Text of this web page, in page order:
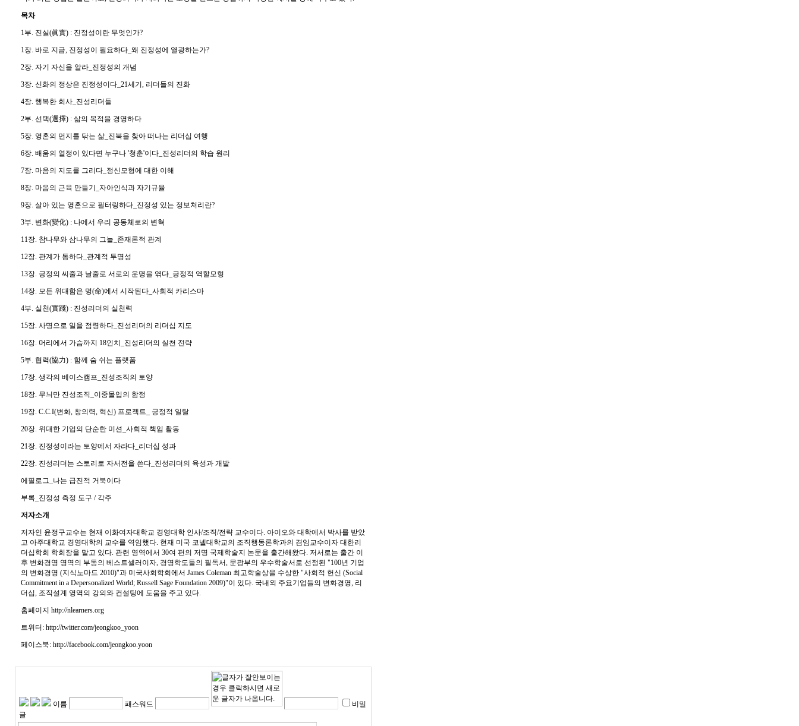
목차
1부. 진실(眞實) : 진정성이란 무엇인가?
1장. 바로 지금, 진정성이 필요하다_왜 진정성에 열광하는가?
2장. 자기 자신을 알라_진정성의 개념
3장. 신화의 정상은 진정성이다_21세기, 리더들의 진화
4장. 행복한 회사_진성리더들
2부. 선택(選擇) : 삶의 목적을 경영하다
5장. 영혼의 먼지를 닦는 삶_진북을 찾아 떠나는 리더십 여행
6장. 배움의 열정이 있다면 누구나 '청춘'이다_진성리더의 학습 원리
7장. 마음의 지도를 그리다_정신모형에 대한 이해
8장. 마음의 근육 만들기_자아인식과 자기규율
9장. 살아 있는 영혼으로 필터링하다_진정성 있는 정보처리란?
3부. 변화(變化) : 나에서 우리 공동체로의 변혁
11장. 참나무와 삼나무의 그늘_존재론적 관계
12장. 관계가 통하다_관계적 투명성
13장. 긍정의 씨줄과 날줄로 서로의 운명을 엮다_긍정적 역할모형
14장. 모든 위대함은 명(命)에서 시작된다_사회적 카리스마
4부. 실천(實踐) : 진성리더의 실천력
15장. 사명으로 일을 점령하다_진성리더의 리더십 지도
16장. 머리에서 가슴까지 18인치_진성리더의 실천 전략
5부. 협력(協力) : 함께 숨 쉬는 플랫폼
17장. 생각의 베이스캠프_진성조직의 토양
18장. 무늬만 진성조직_이중몰입의 함정
19장. C.C.I(변화, 창의력, 혁신) 프로젝트_ 긍정적 일탈
20장. 위대한 기업의 단순한 미션_사회적 책임 활동
21장. 진정성이라는 토양에서 자라다_리더십 성과
22장. 진성리더는 스토리로 자서전을 쓴다_진성리더의 육성과 개발
에필로그_나는 급진적 거북이다
부록_진정성 측정 도구 / 각주
저자소개
저자인 윤정구교수는 현재 이화여자대학교 경영대학 인사/조직/전략 교수이다. 아이오와 대학에서 박사를 받았
고 아주대학교 경영대학의 교수를 역임했다. 현재 미국 코넬대학교의 조직행동론학과의 겸임교수이자 대한리
더십학회 학회장을 맡고 있다. 관련 영역에서 30여 편의 저명 국제학술지 논문을 출간해왔다. 저서로는 출간 이
후 변화경영 영역의 부동의 베스트셀러이자, 경영학도들의 필독서, 문광부의 우수학술서로 선정된 "100년 기업
의 변화경영 (지식노마드 2010)"과 미국사회학회에서 James Coleman 최고학술상을 수상한 "사회적 헌신 (Social
Commitment in a Depersonalized World; Russell Sage Foundation 2009)"이 있다. 국내외 주요기업들의 변화경영, 리
더십, 조직설계 영역의 강의와 컨설팅에 도움을 주고 있다.
홈페이지 http://nlearners.org
트위터: http://twitter.com/jeongkoo_yoon
페이스북: http://facebook.com/jeongkoo.yoon
이름 패스워드
비밀
글